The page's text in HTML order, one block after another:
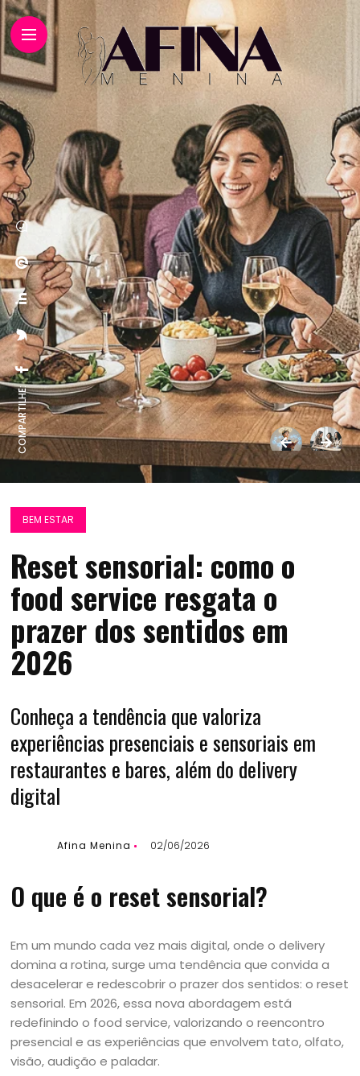
COMPARTILHE:
BEM ESTAR
Reset sensorial: como o
food service resgata o
prazer dos sentidos em
2026
Conheça a tendência que valoriza
experiências presenciais e sensoriais em
restaurantes e bares, além do delivery
digital
Afina Menina 02/06/2026
O que é o reset sensorial?
Em um mundo cada vez mais digital, onde o delivery
domina a rotina, surge uma tendência que convida a
desacelerar e redescobrir o prazer dos sentidos: o reset
sensorial. Em 2026, essa nova abordagem está
redefinindo o food service, valorizando o reencontro
presencial e as experiências que envolvem tato, olfato,
visão, audição e paladar.